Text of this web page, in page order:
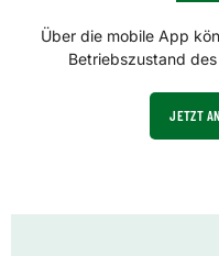
Über die mobile App
Betriebszustand
JETZT